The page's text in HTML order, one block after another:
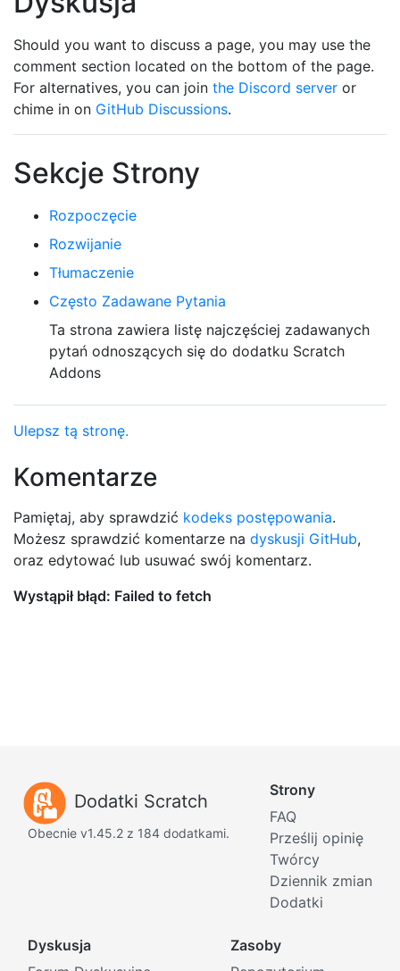
Should you want to discuss a page, you may use the
comment section located on the bottom of the page.
For alternatives, you can join the Discord server or
chime in on GitHub Discussions.
Sekcje Strony
Rozpoczęcie
Rozwijanie
Tłumaczenie
Często Zadawane Pytania
Ta strona zawiera listę najczęściej zadawanych
pytań odnoszących się do dodatku Scratch
Addons
Ulepsz tą stronę.
Komentarze
Pamiętaj, aby sprawdzić kodeks postępowania.
Możesz sprawdzić komentarze na dyskusji GitHub,
oraz edytować lub usuwać swój komentarz.
Dodatki Scratch
Obecnie v1.45.2 z 184 dodatkami.
Strony
FAQ
Prześlij opinię
Twórcy
Dziennik zmian
Dodatki
Dyskusja
Zasoby